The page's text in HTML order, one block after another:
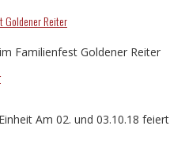
Goldener Reiter
Am 02. und 03.10.18 feiert